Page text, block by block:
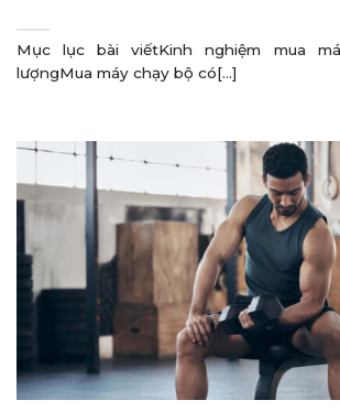
Mục lục bài viếtKinh nghiệm mua
lượngMua máy chạy bộ có[...]